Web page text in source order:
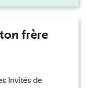
frère
Invités de